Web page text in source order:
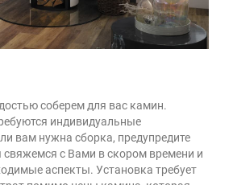
соберем для вас камин.
индивидуальные
вам нужна сборка, предупредите
с Вами в скором времени и
аспекты. Установка требует